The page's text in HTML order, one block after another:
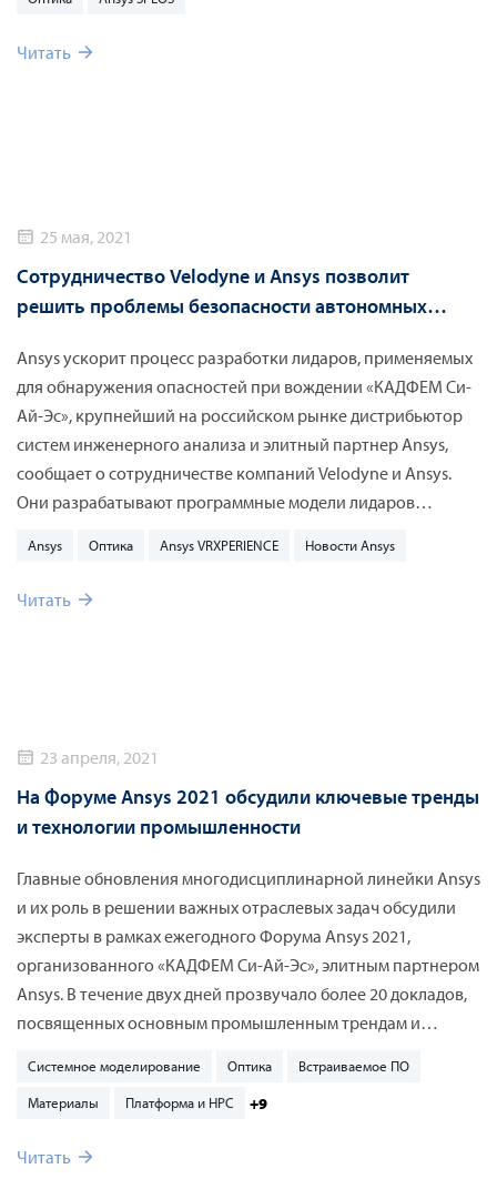
проектирования оптических систем.
Читать
25 мая, 2021
Сотрудничество Velodyne и Ansys позволит
решить проблемы безопасности автономных
Ansys ускорит процесс разработки лидаров, применяемых
для обнаружения опасностей при вождении «КАДФЕМ Си-
Ай-Эс», крупнейший на российском рынке дистрибьютор
систем инженерного анализа и элитный партнер Ansys,
сообщает о сотрудничестве компаний Velodyne и Ansys.
Они разрабатывают программные модели лидаров
возможности определения опасностей для
высокотехнологичных комплексов автопилотирования.
Ansys Оптика Ansys VRXPERIENCE Новости Ansys
Читать
23 апреля, 2021
На Форуме Ansys 2021 обсудили ключевые тренды
и технологии промышленности
Главные обновления многодисциплинарной линейки Ansys
и их роль в решении важных отраслевых задач обсудили
эксперты в рамках ежегодного Форума Ansys 2021,
организованного «КАДФЕМ Си-Ай-Эс», элитным партнером
Ansys. В течение двух дней прозвучало более 20 докладов,
посвященных основным промышленным трендам и
производства до методов создания цифровых двойников,
анализа надежности и функциональной безопасности
Системное моделирование Оптика Встраиваемое ПО
Материалы Платформа и HPC +9
Читать